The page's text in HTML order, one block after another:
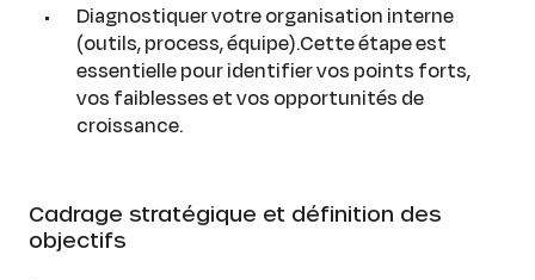
Diagnostiquer votre organisation interne
(outils, process, équipe).Cette étape est
essentielle pour identifier vos points forts,
vos faiblesses et vos opportunités de
croissance.
Cadrage stratégique et définition des
objectifs